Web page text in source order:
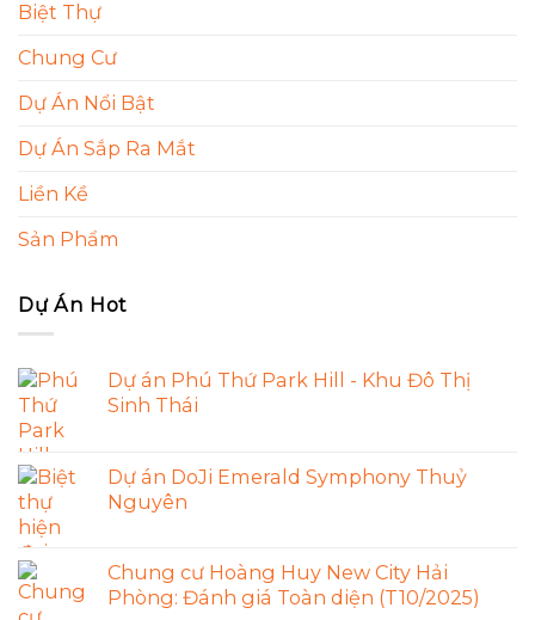
Biệt Thự
Chung Cư
Dự Án Nổi Bật
Dự Án Sắp Ra Mắt
Liền Kề
Sản Phẩm
Dự Án Hot
Dự án Phú Thứ Park Hill - Khu Đô Thị
Sinh Thái
Dự án DoJi Emerald Symphony Thuỷ
Nguyên
Chung cư Hoàng Huy New City Hải
Phòng: Đánh giá Toàn diện (T10/2025)